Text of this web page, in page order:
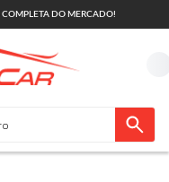
DO MERCADO!